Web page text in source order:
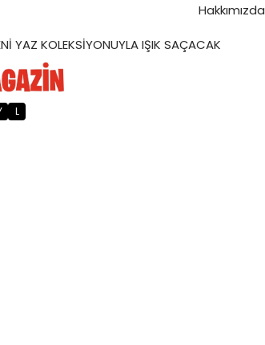
Hakkımızda
YAZ KOLEKSİYONUYLA IŞIK SAÇACAK
L